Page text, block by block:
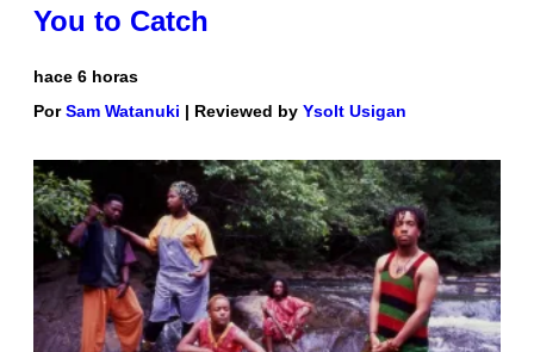
You to Catch
hace 6 horas
PorSam Watanuki | Reviewed by Ysolt Usigan